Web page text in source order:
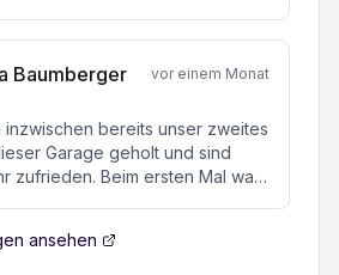
positive Erfahrung.
Herrn Janick Moor. Er hat
ehrlich und ohne jeglichen
beraten. Mit seiner
engagierten und
Art hat er sich viel Zeit für all
habe. Auch nach dem
Baumberger vor einem Monat
inzwischen bereits unser zweites
Garage geholt und sind
zufrieden. Beim ersten Mal war
von Anfang bis Ende
ansehen